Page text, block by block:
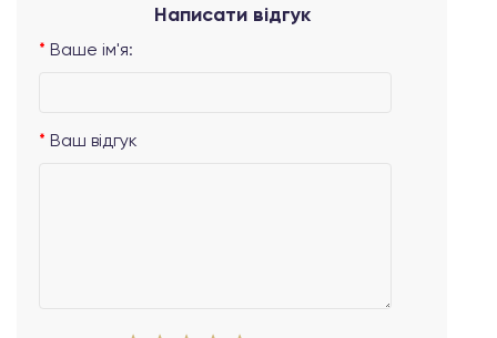
Написати відгук
Ваше ім'я:
Ваш відгук